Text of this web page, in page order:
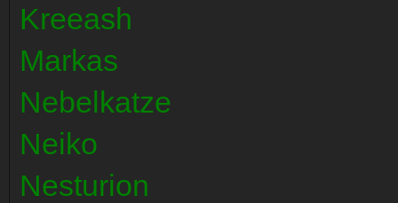
Kreeash
Markas
Nebelkatze
Neiko
Nesturion